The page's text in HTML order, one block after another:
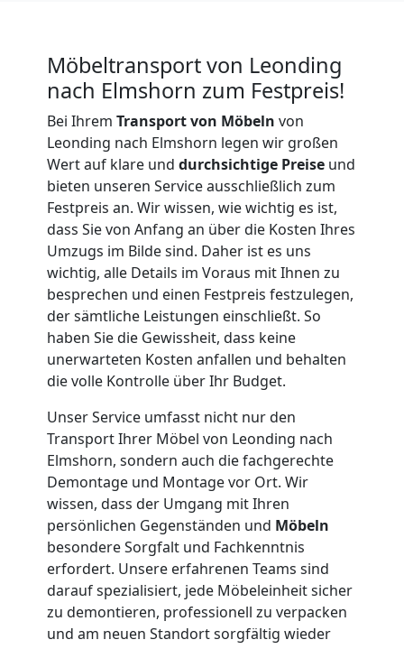
Möbeltransport von Leonding
nach Elmshorn zum Festpreis!
Bei Ihrem Transport von Möbeln von
Leonding nach Elmshorn legen wir großen
Wert auf klare und durchsichtige Preise und
bieten unseren Service ausschließlich zum
Festpreis an. Wir wissen, wie wichtig es ist,
dass Sie von Anfang an über die Kosten Ihres
Umzugs im Bilde sind. Daher ist es uns
wichtig, alle Details im Voraus mit Ihnen zu
besprechen und einen Festpreis festzulegen,
der sämtliche Leistungen einschließt. So
haben Sie die Gewissheit, dass keine
unerwarteten Kosten anfallen und behalten
die volle Kontrolle über Ihr Budget.
Unser Service umfasst nicht nur den
Transport Ihrer Möbel von Leonding nach
Elmshorn, sondern auch die fachgerechte
Demontage und Montage vor Ort. Wir
wissen, dass der Umgang mit Ihren
persönlichen Gegenständen und Möbeln
besondere Sorgfalt und Fachkenntnis
erfordert. Unsere erfahrenen Teams sind
darauf spezialisiert, jede Möbeleinheit sicher
zu demontieren, professionell zu verpacken
und am neuen Standort sorgfältig wieder
Leonding
Expressumzug
Leonding
Tragehilfe
Leonding
Kleiner
Umzug
Leonding
Küchenumzug
Leonding
Umzug